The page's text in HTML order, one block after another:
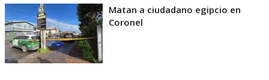
Matan a ciudadano egipcio en
Coronel